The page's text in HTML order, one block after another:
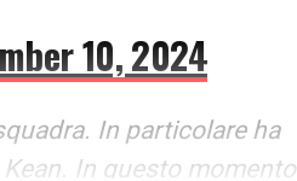
10, 2024
In particolare ha
Kean. In questo momento